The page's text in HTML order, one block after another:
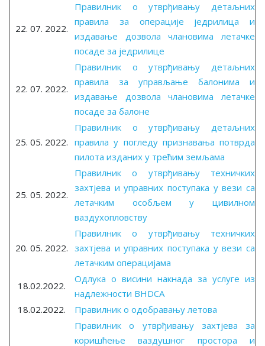
22. 07. 2022.
Правилник о утврђивању детаљних
правила за операције једрилица и
издавање дозвола члановима летачке
посаде за једрилице
22. 07. 2022.
Правилник о утврђивању детаљних
правила за управљање балонима и
издавање дозвола члановима летачке
посаде за балоне
25. 05. 2022.
Правилник о утврђивању детаљних
правила у погледу признавања потврда
пилота изданих у трећим земљама
25. 05. 2022.
Правилник о утврђивању техничких
захтјева и управних поступака у вези са
летачким особљем у цивилном
ваздухопловству
20. 05. 2022.
Правилник о утврђивању техничких
захтјева и управних поступака у вези са
летачким операцијама
18.02.2022.
Одлука о висини накнада за услуге из
надлежности BHDCA
18.02.2022.
Правилник о одобравању летова
Правилник о утврђивању захтјева за
коришћење ваздушног простора и